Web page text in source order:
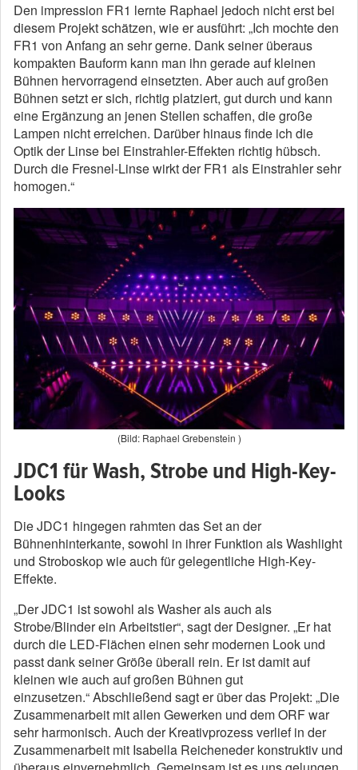
Den impression FR1 lernte Raphael jedoch nicht erst bei
diesem Projekt schätzen, wie er ausführt: „Ich mochte den
FR1 von Anfang an sehr gerne. Dank seiner überaus
kompakten Bauform kann man ihn gerade auf kleinen
Bühnen hervorragend einsetzten. Aber auch auf großen
Bühnen setzt er sich, richtig platziert, gut durch und kann
eine Ergänzung an jenen Stellen schaffen, die große
Lampen nicht erreichen. Darüber hinaus finde ich die
Optik der Linse bei Einstrahler-Effekten richtig hübsch.
Durch die Fresnel-Linse wirkt der FR1 als Einstrahler sehr
homogen.“
(Bild: Raphael Grebenstein )
JDC1 für Wash, Strobe und High-Key-
Looks
Die JDC1 hingegen rahmten das Set an der
Bühnenhinterkante, sowohl in ihrer Funktion als Washlight
und Stroboskop wie auch für gelegentliche High-Key-
Effekte.
„Der JDC1 ist sowohl als Washer als auch als
Strobe/Blinder ein Arbeitstier“, sagt der Designer. „Er hat
durch die LED-Flächen einen sehr modernen Look und
passt dank seiner Größe überall rein. Er ist damit auf
kleinen wie auch auf großen Bühnen gut
einzusetzen.“ Abschließend sagt er über das Projekt: „Die
Zusammenarbeit mit allen Gewerken und dem ORF war
sehr harmonisch. Auch der Kreativprozess verlief in der
Zusammenarbeit mit Isabella Reicheneder konstruktiv und